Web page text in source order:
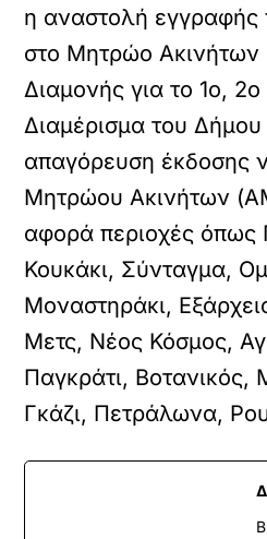
η αναστολή εγγραφής
στο Μητρώο Ακινήτων
Διαμονής για το 1ο,
Διαμέρισμα του
απαγόρευση έκδοσης
Μητρώου Ακινήτων
αφορά περιοχές
Κουκάκι, Σύνταγμα,
Μοναστηράκι,
Μετς, Νέος Κόσμος,
Παγκράτι, Βοτανικός,
Γκάζι, Πετράλωνα,